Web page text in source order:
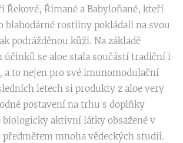
Řekové, Římané a Babyloňané, kteří
blahodárné rostliny pokládali na svou
podrážděnou kůži. Na základě
účinků se aloe stala součástí tradiční i
a to nejen pro své imunomodulační
letech si produkty z aloe very
postavení na trhu s doplňky
biologicky aktivní látky obsažené v
předmětem mnoha vědeckých studií.